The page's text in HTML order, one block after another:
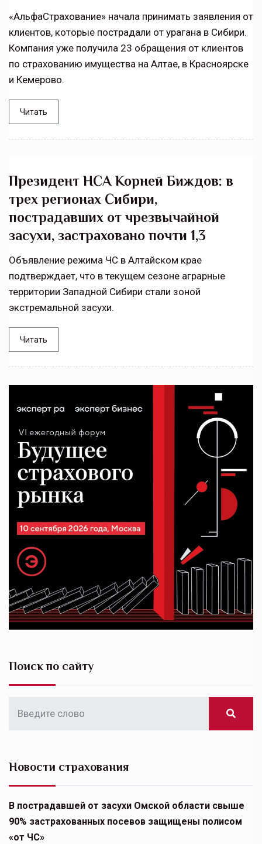
«АльфаСтрахование» начала принимать заявления от
клиентов, которые пострадали от урагана в Сибири.
Компания уже получила 23 обращения от клиентов
по страхованию имущества на Алтае, в Красноярске
и Кемерово.
Читать
Президент НСА Корней Биждов: в
трех регионах Сибири,
пострадавших от чрезвычайной
засухи, застраховано почти 1,3
Объявление режима ЧС в Алтайском крае
подтверждает, что в текущем сезоне аграрные
территории Западной Сибири стали зоной
экстремальной засухи.
Читать
Поиск по сайту
Новости страхования
В пострадавшей от засухи Омской области свыше
90% застрахованных посевов защищены полисом
«от ЧС»